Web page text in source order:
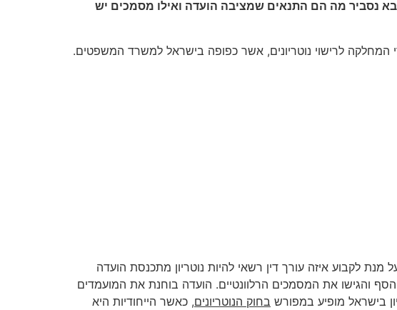
הבא נסביר מה הם התנאים שמציבה הועדה ואילו מסמכים יש
המחלקה לרישוי נוטריונים, אשר כפופה בישראל למשרד המשפטים.
מנת לקבוע איזה עורך דין רשאי להיות נוטריון מתכנסת הועדה
והגישו את המסמכים הרלוונטיים. הועדה בוחנת את המועמדים
בישראל מופיע במפורש בחוק הנוטריונים, כאשר הייחודיות היא